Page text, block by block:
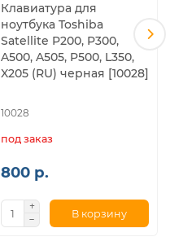
Клавиатура для
ноутбука Toshiba
Satellite P200, P300,
A500, A505, P500, L350,
X205 (RU) черная [10028]
10028
под заказ
800 р.
В корзину